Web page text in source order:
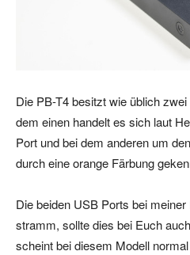
Die PB-T4 besitzt wie üblich
dem einen handelt es sich laut
Port und bei dem anderen um
durch eine orange Färbung
Die beiden USB Ports bei
stramm, sollte dies bei Euch
scheint bei diesem Modell